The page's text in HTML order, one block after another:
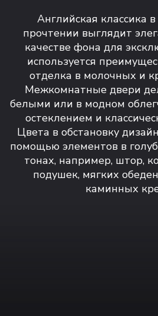
Английская классика
прочтении выглядит
качестве фона для
используется
отделка в молочных и
Межкомнатные двери
белыми или в модном
остеклением и
Цвета в обстановку
помощью элементов в
тонах, например, штор,
подушек, мягких
каминных